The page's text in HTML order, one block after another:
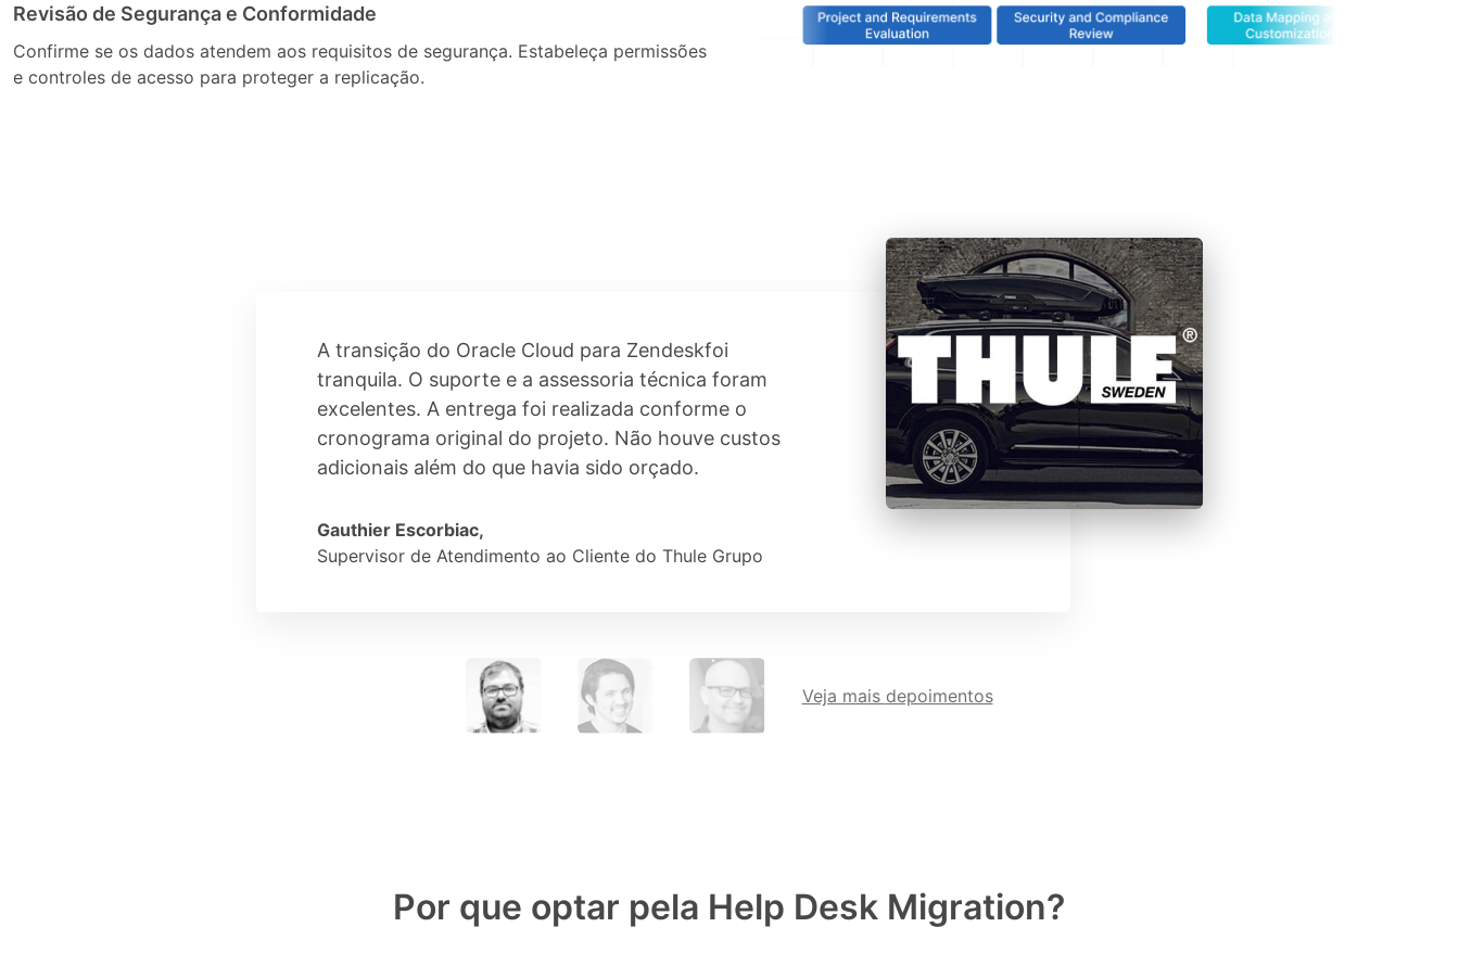
Revisão de Segurança e Conformidade
Confirme se os dados atendem aos requisitos de segurança. Estabeleça permissões
e controles de acesso para proteger a replicação.
A transição do Oracle Cloud para Zendeskfoi
tranquila. O suporte e a assessoria técnica foram
excelentes. A entrega foi realizada conforme o
cronograma original do projeto. Não houve custos
adicionais além do que havia sido orçado.
Gauthier Escorbiac,
Supervisor de Atendimento ao Cliente do Thule Grupo
Veja mais depoimentos
Por que optar pela Help Desk Migration?